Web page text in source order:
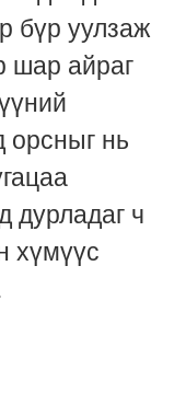
бүр уулзаж
шар айраг
орсныг нь
дурладаг ч
хүмүүс